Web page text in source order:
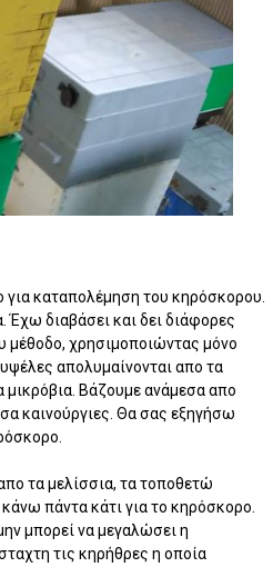
καταπολέμηση του κηρόσκορου.
διαβάσει και δει διάφορες
μέθοδο, χρησιμοποιώντας μόνο
απολυμαίνονται απο τα
Βάζουμε ανάμεσα απο
καινούργιες. Θα σας εξηγήσω
τα μελίσσια, τα τοποθετώ
πάντα κάτι για το κηρόσκορο.
μπορεί να μεγαλώσει η
τις κηρήθρες η οποία